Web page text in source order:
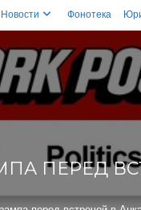
Новости Фонотека
ПЕРЕД